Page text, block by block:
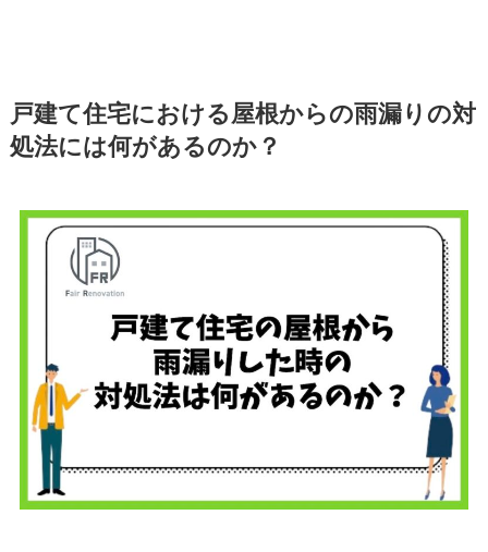
戸建て住宅における屋根からの雨漏りの対
処法には何があるのか？